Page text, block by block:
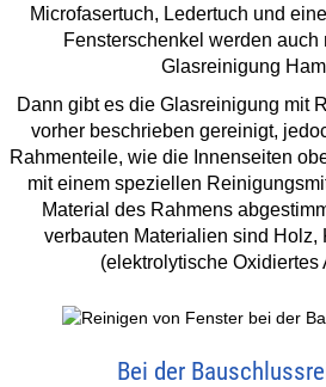
Microfasertuch, Ledertuch und
Fensterschenkel werden auch
Glasreinigung
Dann gibt es die Glasreinigung mit
vorher beschrieben gereinigt,
Rahmenteile, wie die Innenseiten
mit einem speziellen
Material des Rahmens
verbauten Materialien sind Holz,
(elektrolytische Oxidiertes
Bei der